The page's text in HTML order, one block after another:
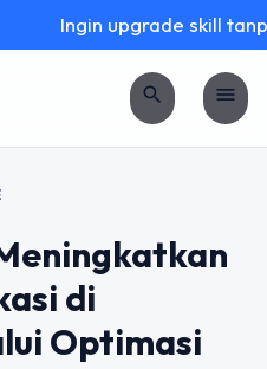
Ingin upgrade skill
search menu
di
Optimasi